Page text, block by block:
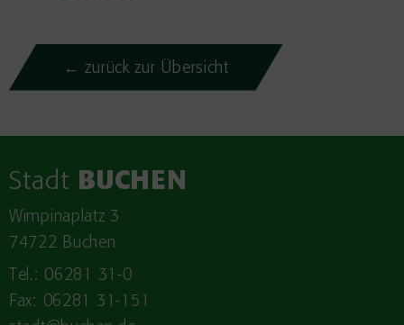
← zurück zur Übersicht
Stadt BUCHEN
Wimpinaplatz 3
74722 Buchen
Tel.: 06281 31-0
Fax: 06281 31-151